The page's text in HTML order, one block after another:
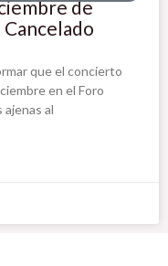
de
que el concierto
en el Foro
ajenas al